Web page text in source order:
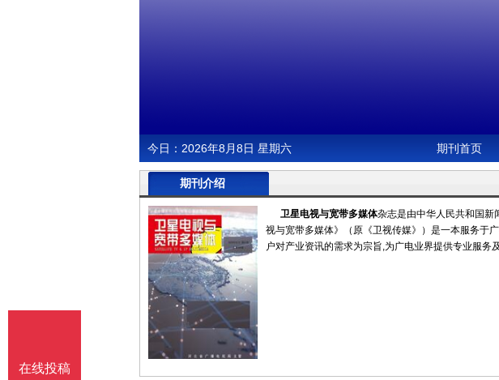
今日： 2026年8月8日 星期六 期刊首页
期刊介绍
卫星电视与宽带多媒体杂志是由中华人民共和国新
视与宽带多媒体》（原《卫视传媒》）是一本服务于
户对产业资讯的需求为宗旨,为广电业界提供专业服务
在线投稿